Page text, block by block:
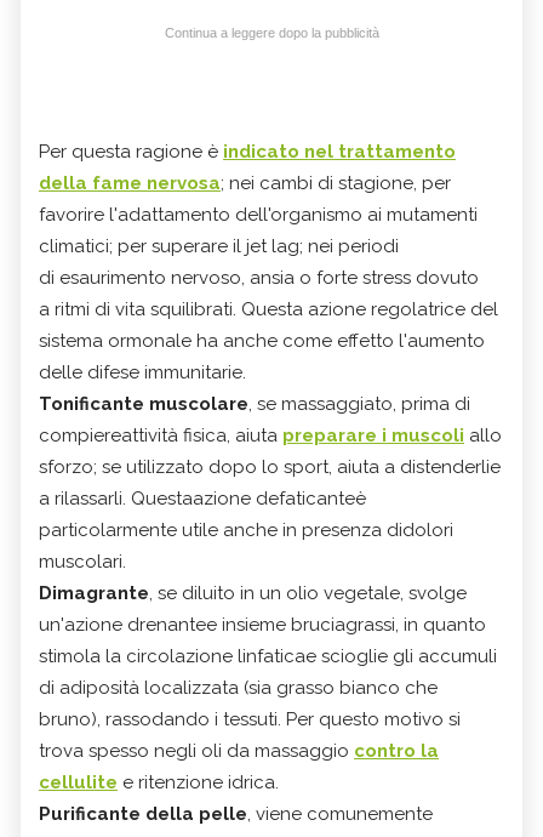
Continua a leggere dopo la pubblicità
Per questa ragione è indicato nel trattamento
della fame nervosa; nei cambi di stagione, per
favorire l'adattamento dell'organismo ai mutamenti
climatici; per superare il jet lag; nei periodi
di esaurimento nervoso, ansia o forte stress dovuto
a ritmi di vita squilibrati. Questa azione regolatrice del
sistema ormonale ha anche come effetto l'aumento
delle difese immunitarie.
Tonificante muscolare, se massaggiato, prima di
compiereattività fisica, aiuta preparare i muscoli allo
sforzo; se utilizzato dopo lo sport, aiuta a distenderlie
a rilassarli. Questaazione defaticanteè
particolarmente utile anche in presenza didolori
muscolari.
Dimagrante, se diluito in un olio vegetale, svolge
un'azione drenantee insieme bruciagrassi, in quanto
stimola la circolazione linfaticae scioglie gli accumuli
di adiposità localizzata (sia grasso bianco che
bruno), rassodando i tessuti. Per questo motivo si
trova spesso negli oli da massaggio contro la
cellulite e ritenzione idrica.
Purificante della pelle, viene comunemente